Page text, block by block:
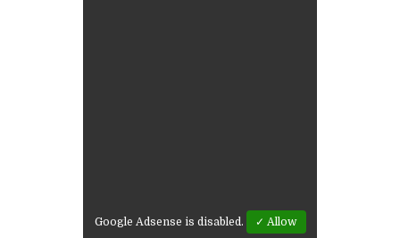
Google Adsense is disabled. ✓ Allow